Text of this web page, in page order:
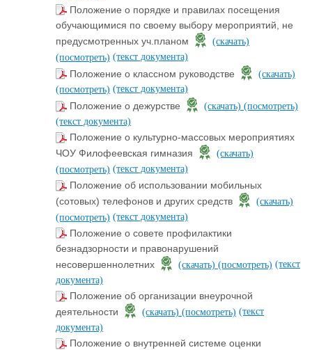
Положение о порядке и правилах посещения
обучающимися по своему выбору мероприятий, не
предусмотренных уч.планом
(скачать)
(посмотреть) (текст документа)
Положение о классном руководстве
(скачать)
(посмотреть) (текст документа)
Положение о дежурстве (скачать) (посмотреть)
(текст документа)
Положение о культурно-массовых мероприятиях
ЧОУ Филофеевская гимназия
(скачать)
(посмотреть) (текст документа)
Положение об использовании мобильных
(сотовых) телефонов и других средств
(скачать)
(посмотреть) (текст документа)
Положение о совете профилактики
безнадзорности и правонарушений
несовершеннолетних
(скачать) (посмотреть) (текст
документа)
Положение об организации внеурочной
деятельности
(скачать) (посмотреть) (текст
документа)
Положение о внутренней системе оценки